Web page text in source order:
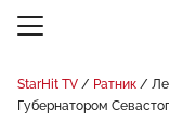
StarHit TV Ратник
Губернатором